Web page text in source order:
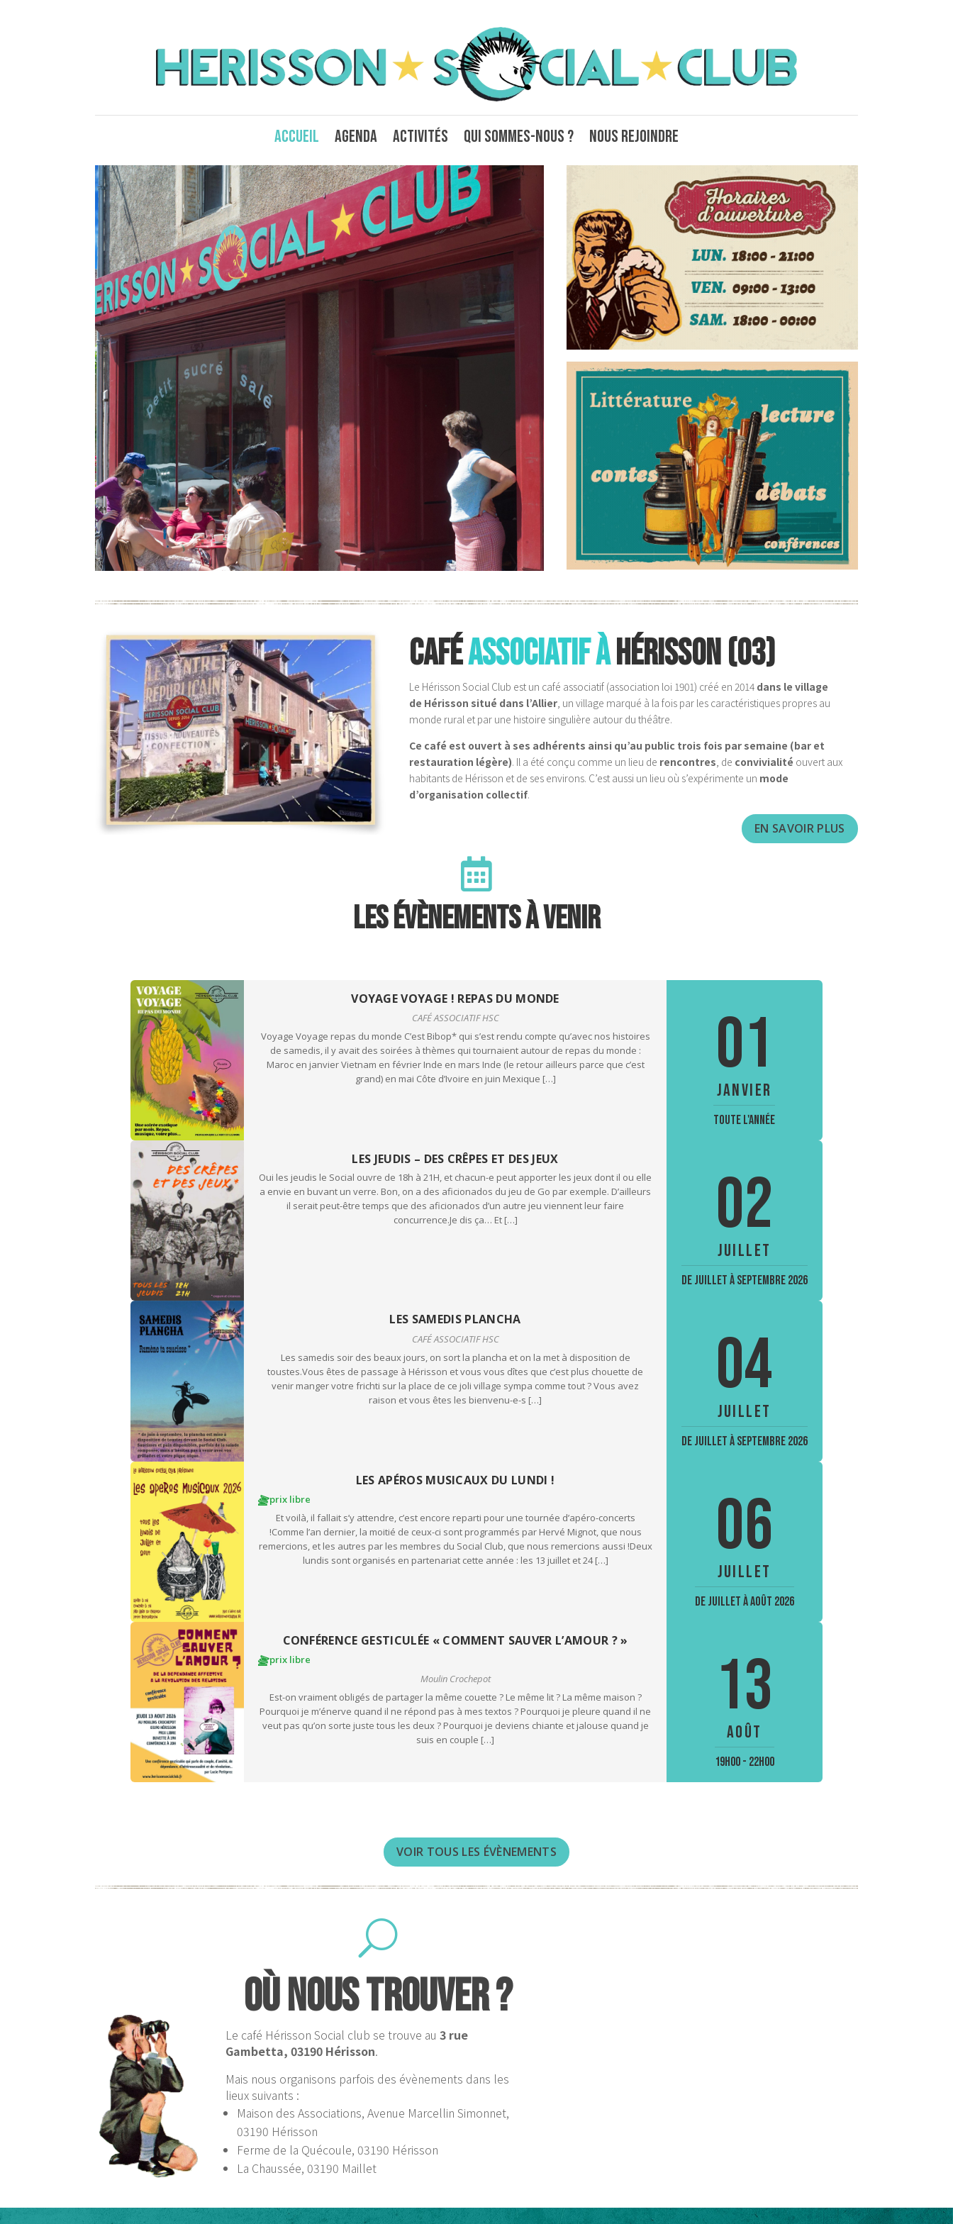
Accueil Agenda Activités Qui sommes-nous ? Nous rejoindre
CAFÉASSOCIATIF ÀHÉRISSON (03)
Le Hérisson Social Club est un café associatif (association loi 1901) créé en 2014 dans le village
de Hérisson situé dans l’Allier , un village marqué à la fois par les caractéristiques propres au
monde rural et par une histoire singulière autour du théâtre.
Ce café est ouvert à ses adhérents ainsi qu’au public trois fois par semaine (bar et
restauration légère). Il a été conçu comme un lieu de rencontres , de convivialité ouvert aux
habitants de Hérisson et de ses environs. C’est aussi un lieu où s’expérimente un mode
d’organisation collectif.
EN SAVOIR PLUS

Les évènements à venir
VOYAGE VOYAGE ! REPAS DU MONDE
CAFÉ ASSOCIATIF HSC
Voyage Voyage repas du monde C’est Bibop* qui s’est rendu compte qu’avec nos histoires
de samedis, il y avait des soirées à thèmes qui tournaient autour de repas du monde :
Maroc en janvier Vietnam en février Inde en mars Inde (le retour ailleurs parce que c’est
grand) en mai Côte d’Ivoire en juin Mexique […]
01
JANVIER
Toute l'année
LES JEUDIS – DES CRÊPES ET DES JEUX
Oui les jeudis le Social ouvre de 18h à 21H, et chacun-e peut apporter les jeux dont il ou elle
a envie en buvant un verre. Bon, on a des aficionados du jeu de Go par exemple. D’ailleurs
il serait peut-être temps que des aficionados d’un autre jeu viennent leur faire
concurrence.Je dis ça… Et […]
02
JUILLET
De juillet à septembre 2026
LES SAMEDIS PLANCHA
CAFÉ ASSOCIATIF HSC
Les samedis soir des beaux jours, on sort la plancha et on la met à disposition de
toustes.Vous êtes de passage à Hérisson et vous vous dîtes que c’est plus chouette de
venir manger votre frichti sur la place de ce joli village sympa comme tout ? Vous avez
raison et vous êtes les bienvenu-e-s […]
04
JUILLET
De juillet à septembre 2026
LES APÉROS MUSICAUX DU LUNDI !
prix libre
Et voilà, il fallait s’y attendre, c’est encore reparti pour une tournée d’apéro-concerts
!Comme l’an dernier, la moitié de ceux-ci sont programmés par Hervé Mignot, que nous
remercions, et les autres par les membres du Social Club, que nous remercions aussi !Deux
lundis sont organisés en partenariat cette année : les 13 juillet et 24 […]
06
JUILLET
De juillet à août 2026
CONFÉRENCE GESTICULÉE « COMMENT SAUVER L’AMOUR ? »
prix libre
Moulin Crochepot
Est-on vraiment obligés de partager la même couette ? Le même lit ? La même maison ?
Pourquoi je m’énerve quand il ne répond pas à mes textos ? Pourquoi je pleure quand il ne
veut pas qu’on sorte juste tous les deux ? Pourquoi je deviens chiante et jalouse quand je
suis en couple […]
13
AOÛT
19H00 - 22H00
VOIR TOUS LES ÉVÈNEMENTS
U
Où nous trouver ?
Le café Hérisson Social club se trouve au 3 rue
Gambetta, 03190 Hérisson.
Mais nous organisons parfois des évènements dans les
lieux suivants :
Maison des Associations, Avenue Marcellin Simonnet,
03190 Hérisson
Ferme de la Quécoule, 03190 Hérisson
La Chaussée, 03190 Maillet